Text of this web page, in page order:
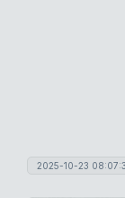
2025-10-23